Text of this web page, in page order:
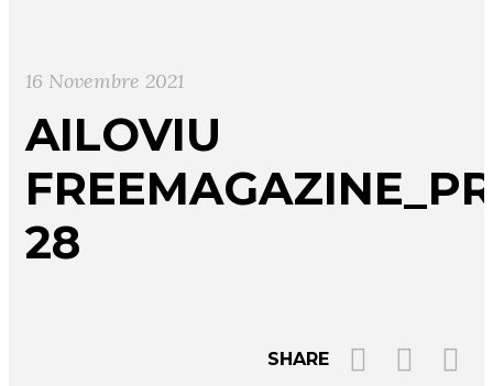
16 Novembre 2021
AILOVIU
28
SHARE